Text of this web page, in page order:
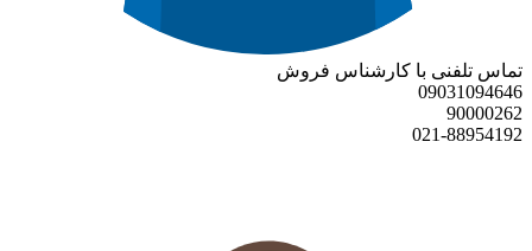
تماس تلفنی با کارشناس فروش
09031094646
90000262
021-88954192